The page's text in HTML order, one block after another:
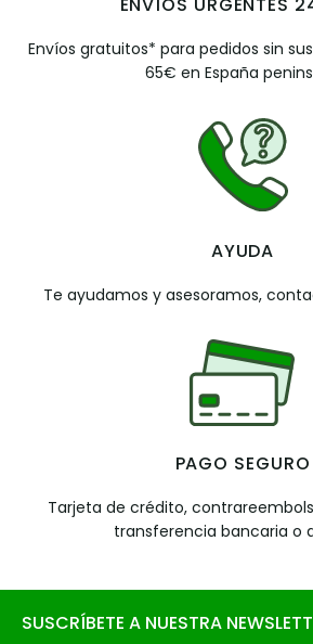
ENVÍOS URGENTES
Envíos gratuitos* para pedidos sin
65€ en España
AYUDA
Te ayudamos y asesoramos,
PAGO SEGURO
Tarjeta de crédito,
transferencia bancaria o
SUSCRÍBETE A NUESTRA